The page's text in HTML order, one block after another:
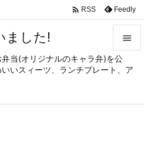
ました!
当(オリジナルのキャラ弁)を公
いスィーツ、ランチプレート、ア


メニュ
サイド
 RSS Feedly